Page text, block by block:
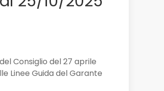
Consiglio del 27 aprile
Linee Guida del Garante